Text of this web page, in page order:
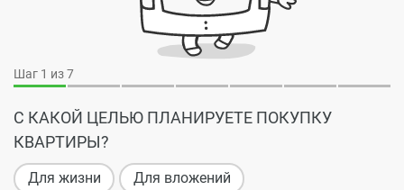
Шаг 1 из 7
С КАКОЙ ЦЕЛЬЮ ПЛАНИРУЕТЕ ПОКУПКУ
КВАРТИРЫ?
Для жизни Для вложений